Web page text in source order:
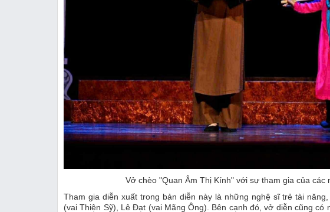
Vở chèo "Quan Âm Thị Kính" với sự tham gia của các
Tham gia diễn xuất trong bản diễn này là những nghệ sĩ trẻ tài
(vai Thiện Sỹ), Lê Đạt (vai Mãng Ông). Bên cạnh đó, vở diễn cũng có